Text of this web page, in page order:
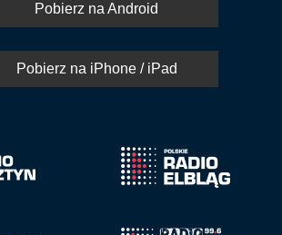
Pobierz na Android
Pobierz na iPhone / iPad